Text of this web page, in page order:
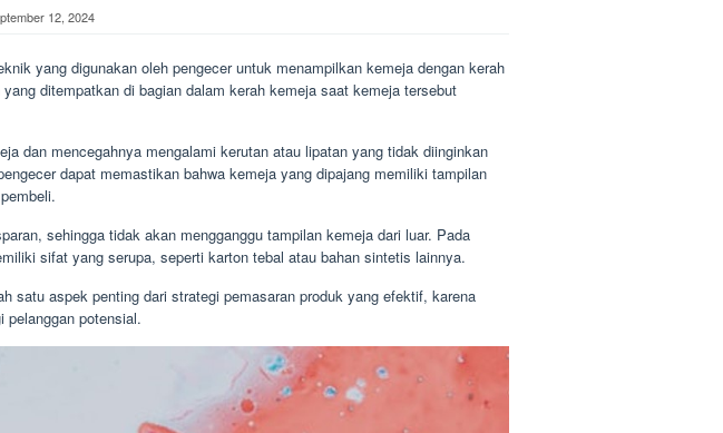
12, 2024
yang digunakan oleh pengecer untuk menampilkan kemeja dengan kerah
ditempatkan di bagian dalam kerah kemeja saat kemeja tersebut
dan mencegahnya mengalami kerutan atau lipatan yang tidak diinginkan
dapat memastikan bahwa kemeja yang dipajang memiliki tampilan
sehingga tidak akan mengganggu tampilan kemeja dari luar. Pada
sifat yang serupa, seperti karton tebal atau bahan sintetis lainnya.
satu aspek penting dari strategi pemasaran produk yang efektif, karena
pelanggan potensial.